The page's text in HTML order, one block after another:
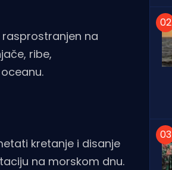
na
ribe,
kretanje i disanje
na morskom dnu.